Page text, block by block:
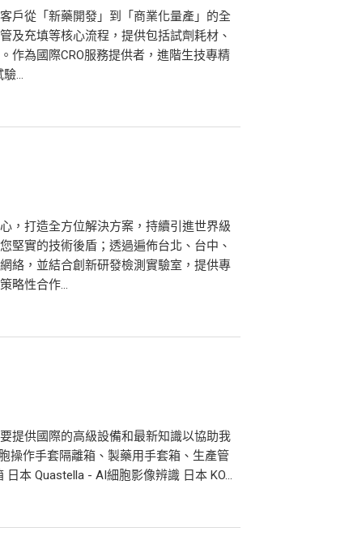
戶從「新藥開發」到「商業化量產」的全
及充填等核心流程，提供包括試劑耗材、
作為國際CRO服務提供者，進階生技專精
...
，打造全方位解決方案，持續引進世界級
堅實的技術後盾；透過遍佈台北、台中、
絡，並結合創新研發檢測實驗室，提供專
略性合作...
提供國際的高級設備和最新知識以協助我
操作手套隔離箱、製藥用手套箱、生產管
本 Quastella - AI細胞影像辨識 日本 KO...